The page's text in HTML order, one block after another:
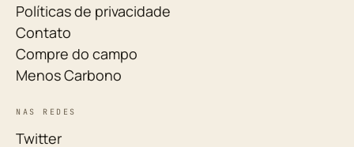
Políticas de privacidade
Contato
Compre do campo
Menos Carbono
NAS REDES
Twitter